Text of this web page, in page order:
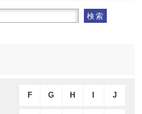
検索
F G H J